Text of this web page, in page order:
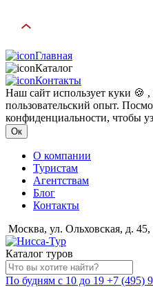
Главная
Каталог
Контакты
Наш сайт использует куки 🍪
пользовательский опыт.
конфиденциальности, чтобы
Ок
О компании
Туристам
Агентствам
Блог
Контакты
Москва, ул. Ольховская, д. 45,
Каталог туров
По будням с 10 до 19 +7 (495)